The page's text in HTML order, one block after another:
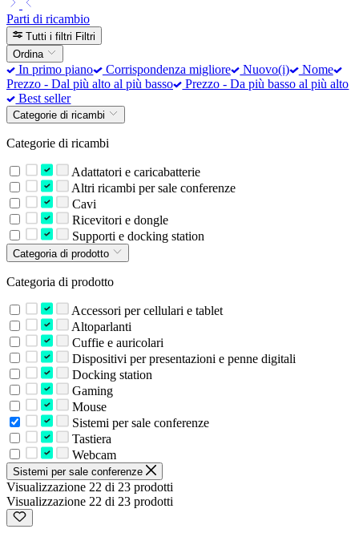
Parti di ricambio
Tutti i filtri Filtri
Ordina
In primo piano Corrispondenza migliore Nuovo(i)
Nome
Prezzo - Dal più alto al più basso
Prezzo - Da più basso al più alto
Best seller
Categorie di ricambi
Categorie di ricambi
Adattatori e caricabatterie
Altri ricambi per sale conferenze
Cavi
Ricevitori e dongle
Supporti e docking station
Categoria di prodotto
Categoria di prodotto
Accessori per cellulari e tablet
Altoparlanti
Cuffie e auricolari
Dispositivi per presentazioni e penne digitali
Docking station
Gaming
Mouse
Sistemi per sale conferenze
Tastiera
Webcam
Sistemi per sale conferenze
Visualizzazione 22 di 23 prodotti
Visualizzazione 22 di 23 prodotti